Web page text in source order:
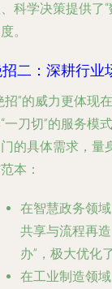
科学决策提供了
。
二：深耕行业
招”的威力更体现
一刀切”的服务模
的具体需求，量
本：
在智慧政务领域
共享与流程再
办”，极大优化
在工业制造领域